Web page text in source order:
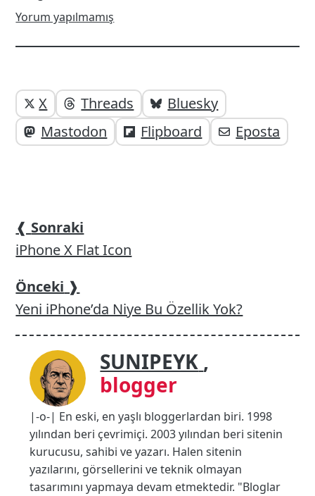
Yorum yapılmamış
Yazı
altı
elemanları
Yazıyı
paylaşabilirsiniz;
X Threads
Bluesky
Mastodon
Flipboard Eposta
❰ Sonraki
iPhone X Flat Icon
Önceki ❱
Yeni iPhone’da Niye Bu Özellik Yok?
SUNIPEYK ,
blogger
|-o-| En eski, en yaşlı bloggerlardan biri. 1998
yılından beri çevrimiçi. 2003 yılından beri sitenin
kurucusu, sahibi ve yazarı. Halen sitenin
yazılarını, görsellerini ve teknik olmayan
tasarımını yapmaya devam etmektedir. "Bloglar